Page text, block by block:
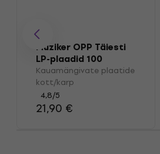
Muziker OPP Täiesti
LP-plaadid 100
Kauamängivate plaatide
kott/karp
4,8/5
21,90 €